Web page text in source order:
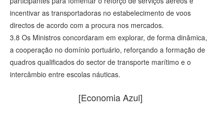
incentivar as transportadoras no estabelecimento de voos
directos de acordo com a procura nos mercados.
3.8 Os Ministros concordaram em explorar, de forma dinâmica,
a cooperação no domínio portuário, reforçando a formação de
quadros qualificados do sector de transporte marítimo e o
intercâmbio entre escolas náuticas.
[Economia Azul]